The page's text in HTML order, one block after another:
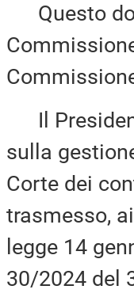
Questo
Il
sulla
Corte dei
trasmesso,
legge 14
30/2024 del